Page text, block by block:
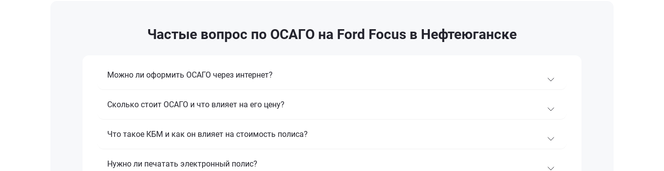
Частые вопрос по ОСАГО на Ford Focus в Нефтеюганске
Можно ли оформить ОСАГО через интернет?
Сколько стоит ОСАГО и что влияет на его цену?
Что такое КБМ и как он влияет на стоимость полиса?
Нужно ли печатать электронный полис?